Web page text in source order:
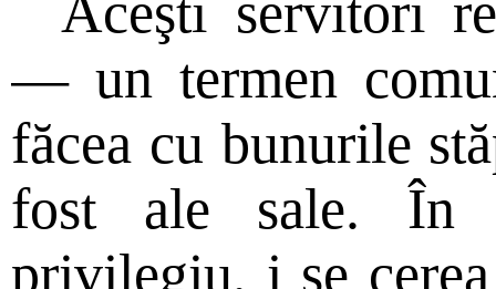
Aceşti servitori
— un termen
făcea cu bunurile
fost ale sale. În
privilegiu, i se